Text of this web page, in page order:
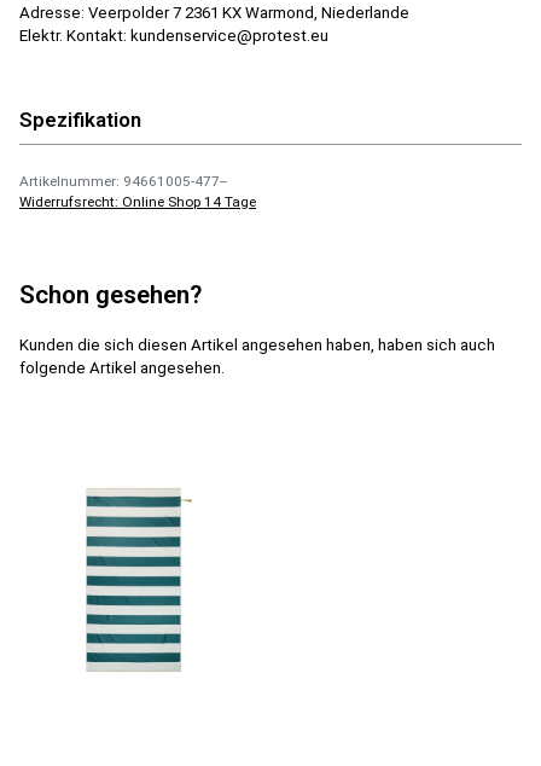
Adresse: Veerpolder 7 2361 KX Warmond, Niederlande
Elektr. Kontakt: kundenservice@protest.eu
Spezifikation
Artikelnummer: 94661005-477--
Widerrufsrecht: Online Shop 14 Tage
Schon gesehen?
Kunden die sich diesen Artikel angesehen haben, haben sich auch
folgende Artikel angesehen.